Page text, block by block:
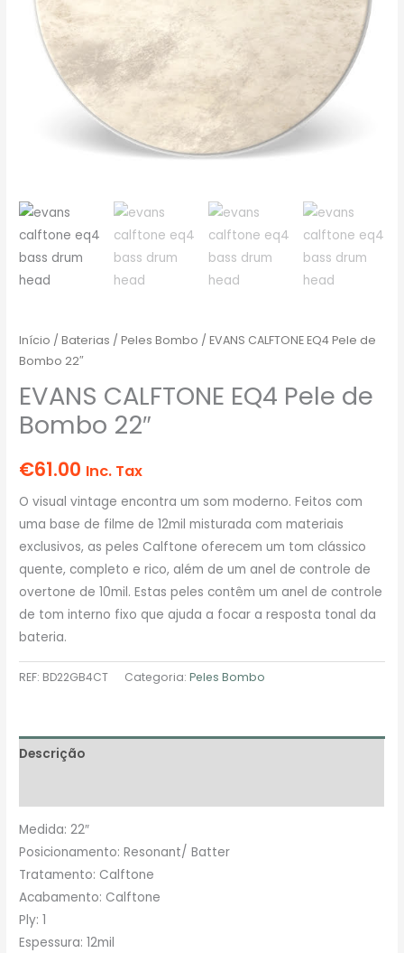
Início /Baterias /Peles Bombo / EVANS CALFTONE EQ4 Pele de
Bombo 22″
EVANS CALFTONE EQ4 Pele de
Bombo 22″
€61.00 Inc. Tax
O visual vintage encontra um som moderno. Feitos com
uma base de filme de 12mil misturada com materiais
exclusivos, as peles Calftone oferecem um tom clássico
quente, completo e rico, além de um anel de controle de
overtone de 10mil. Estas peles contêm um anel de controle
de tom interno fixo que ajuda a focar a resposta tonal da
bateria.
REF: BD22GB4CT Categoria:Peles Bombo
Descrição
Medida: 22″
Posicionamento: Resonant/ Batter
Tratamento: Calftone
Acabamento: Calftone
Ply: 1
Espessura: 12mil